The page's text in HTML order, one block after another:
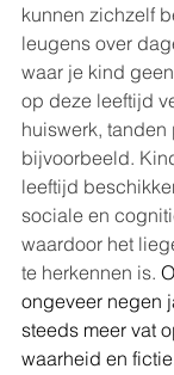
kunnen zichzelf
leugens over
waar je kind
op deze leeftijd
huiswerk,
bijvoorbeeld.
leeftijd
sociale en
waardoor het
te herkennen is.
ongeveer negen
steeds meer vat
waarheid en